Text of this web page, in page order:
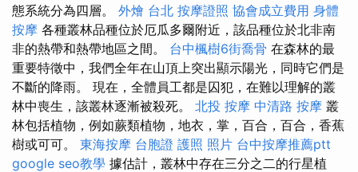
態系統分為四層。 外燴 台北 按摩證照 協會成立費用 身體
按摩 各種叢林品種位於厄瓜多爾附近，該品種位於北非南
非的熱帶和熱帶地區之間。 台中楓樹6街喬骨 在森林的最
重要特徵中，我們全年在山頂上突出顯示陽光，同時它們是
不斷的降雨。 現在，全體員工都是囚犯，在難以理解的叢
林中喪生，該叢林逐漸被殺死。 北投 按摩 中清路 按摩 叢
林包括植物，例如蕨類植物，地衣，掌，百合，百合，香蕉
樹或可可。 東海按摩 台胞證 護照 照片 台中按摩推薦ptt
google seo教學 據估計，叢林中存在三分之二的行星植